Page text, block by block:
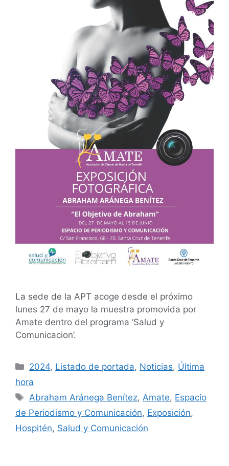
La sede de la APT acoge desde el próximo
lunes 27 de mayo la muestra promovida por
Amate dentro del programa ‘Salud y
Comunicacion’.
2024, Listado de portada, Noticias, Última
hora
Abraham Aránega Benítez,Amate, Espacio
de Periodismo y Comunicación, Exposición,
Hospitén, Salud y Comunicación